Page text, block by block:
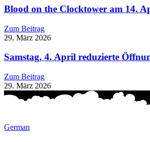
Blood on the Clocktower am 14.
Zum Beitrag
29. März 2026
Samstag, 4. April reduzierte
Zum Beitrag
29. März 2026
German